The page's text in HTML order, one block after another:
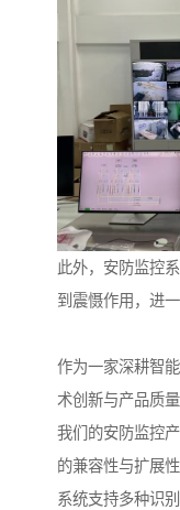
此外，安防监控
到震慑作用，进
作为一家深耕智
术创新与产品质量
我们的安防监控
的兼容性与扩展
系统支持多种识